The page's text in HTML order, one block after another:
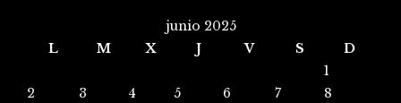
junio 2025
L
M X J V S
D
1
2
3 4 5 6 7
8